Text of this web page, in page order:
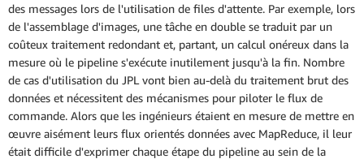
des messages lors de l'utilisation de files d'attente. Par exemple, lors
de l'assemblage d'images, une tâche en double se traduit par un
coûteux traitement redondant et, partant, un calcul onéreux dans la
mesure où le pipeline s'exécute inutilement jusqu'à la fin. Nombre
de cas d'utilisation du JPL vont bien au-delà du traitement brut des
données et nécessitent des mécanismes pour piloter le flux de
commande. Alors que les ingénieurs étaient en mesure de mettre en
œuvre aisément leurs flux orientés données avec MapReduce, il leur
était difficile d'exprimer chaque étape du pipeline au sein de la